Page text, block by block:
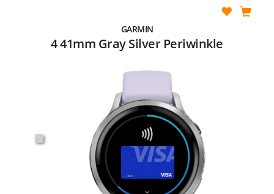
GARMIN
4 41mm Gray Silver Periwinkle